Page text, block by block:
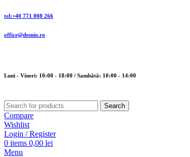
tel:+40 771 008 266
office@domio.ro
Luni - Vineri: 10:00 - 18:00 / Sambătă: 10:00 - 14:00
Search
Compare
Wishlist
Login / Register
0 items 0,00 lei
Menu